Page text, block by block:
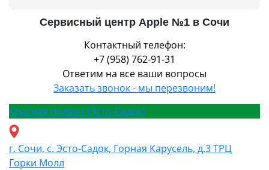
Сервисный центр Apple №1 в Сочи
Контактный телефон:
+7 (958) 762-91-31
Ответим на все ваши вопросы
Заказать звонок - мы перезвоним!
Красная поляна (Эсто-Садок)
г. Сочи, с. Эсто-Садок, Горная Карусель, д.3 ТРЦ
Горки Молл